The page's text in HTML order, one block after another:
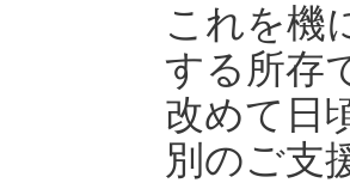
これを機
する所存
改めて日
別のご支